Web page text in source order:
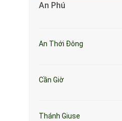
An Phú
An Thới Đông
Cần Giờ
Thánh Giuse